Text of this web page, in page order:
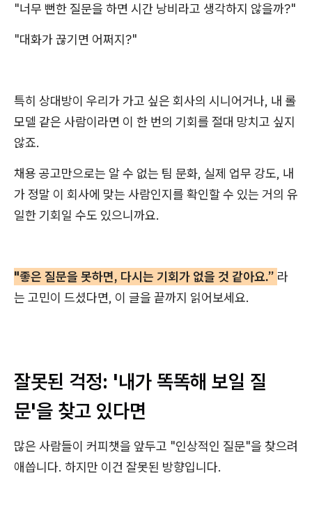
"너무 뻔한 질문을 하면 시간 낭비라고 생각하지 않을까?"
"대화가 끊기면 어쩌지?"
특히 상대방이 우리가 가고 싶은 회사의 시니어거나, 내 롤
모델 같은 사람이라면 이 한 번의 기회를 절대 망치고 싶지
않죠.
채용 공고만으로는 알 수 없는 팀 문화, 실제 업무 강도, 내
가 정말 이 회사에 맞는 사람인지를 확인할 수 있는 거의 유
일한 기회일 수도 있으니까요.
"좋은 질문을 못하면, 다시는 기회가 없을 것 같아요.” 라
는 고민이 드셨다면, 이 글을 끝까지 읽어보세요.
잘못된 걱정: '내가 똑똑해 보일 질
문'을 찾고 있다면
많은 사람들이 커피챗을 앞두고 "인상적인 질문"을 찾으려
애씁니다. 하지만 이건 잘못된 방향입니다.